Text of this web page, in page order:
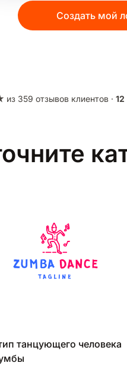
Создать мой
из 359 отзывов клиентов · 12
танцующего человека